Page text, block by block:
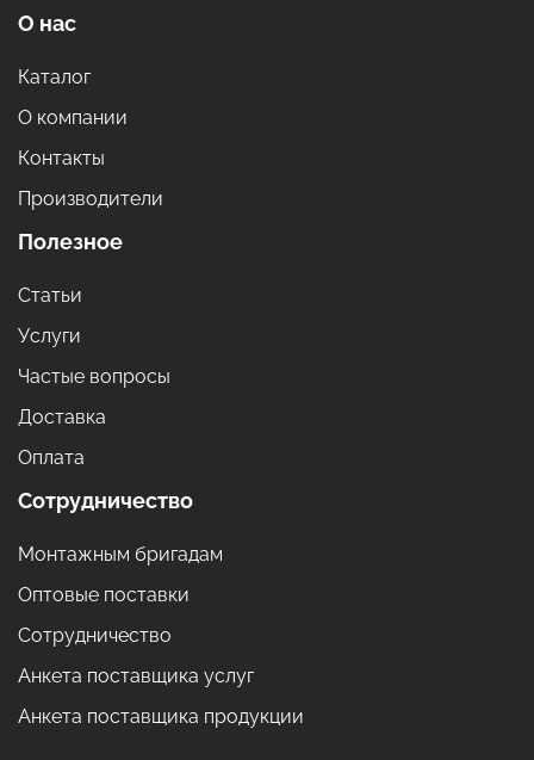
О нас
Каталог
О компании
Контакты
Производители
Полезное
Статьи
Услуги
Частые вопросы
Доставка
Оплата
Сотрудничество
Монтажным бригадам
Оптовые поставки
Сотрудничество
Анкета поставщика услуг
Анкета поставщика продукции